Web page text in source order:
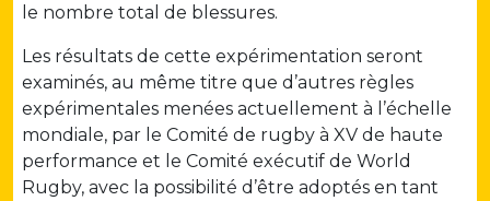
le nombre total de blessures.
Les résultats de cette expérimentation seront
examinés, au même titre que d’autres règles
expérimentales menées actuellement à l’échelle
mondiale, par le Comité de rugby à XV de haute
performance et le Comité exécutif de World
Rugby, avec la possibilité d’être adoptés en tant